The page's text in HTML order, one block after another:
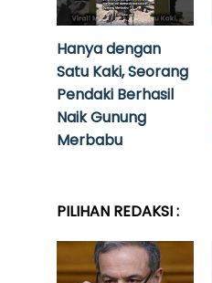
Hanya dengan
Satu Kaki, Seorang
Pendaki Berhasil
Naik Gunung
Merbabu
PILIHAN REDAKSI :